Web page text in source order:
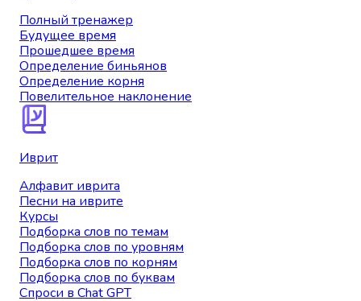
Полный тренажер
Будущее время
Прошедшее время
Определение биньянов
Определение корня
Повелительное наклонение
Иврит
Алфавит иврита
Песни на иврите
Курсы
Подборка слов по темам
Подборка слов по уровням
Подборка слов по корням
Подборка слов по буквам
Спроси в Chat GPT